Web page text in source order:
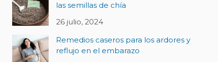
las semillas de chía
26 julio, 2024
Remedios caseros para los ardores y
reflujo en el embarazo